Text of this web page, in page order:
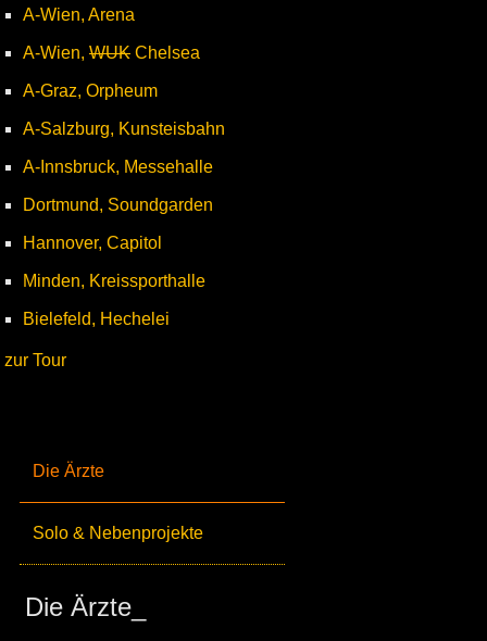
Die Ärzte
Solo & Nebenprojekte
Die Ärzte_
A-Wien, Arena
A-Wien, WUK Chelsea
A-Graz, Orpheum
A-Salzburg, Kunsteisbahn
A-Innsbruck, Messehalle
Dortmund, Soundgarden
Hannover, Capitol
Minden, Kreissporthalle
Bielefeld, Hechelei
zur Tour